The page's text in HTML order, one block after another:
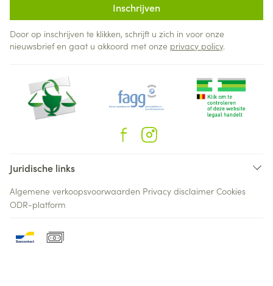
Inschrijven
Door op inschrijven te klikken, schrijft u zich in voor onze
nieuwsbrief en gaat u akkoord met onze privacy policy.
Juridische links
Algemene verkoopsvoorwaarden Privacy disclaimer Cookies
ODR-platform